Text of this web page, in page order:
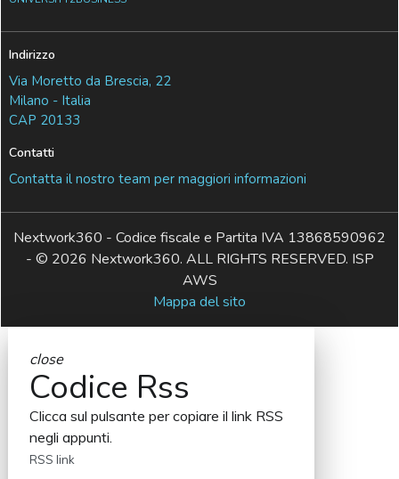
Indirizzo
Via Moretto da Brescia, 22
Milano - Italia
CAP 20133
Contatti
Contatta il nostro team per maggiori informazioni
Nextwork360 - Codice fiscale e Partita IVA 13868590962
- © 2026 Nextwork360. ALL RIGHTS RESERVED. ISP
AWS
Mappa del sito
close
Codice Rss
Clicca sul pulsante per copiare il link RSS
negli appunti.
RSS link